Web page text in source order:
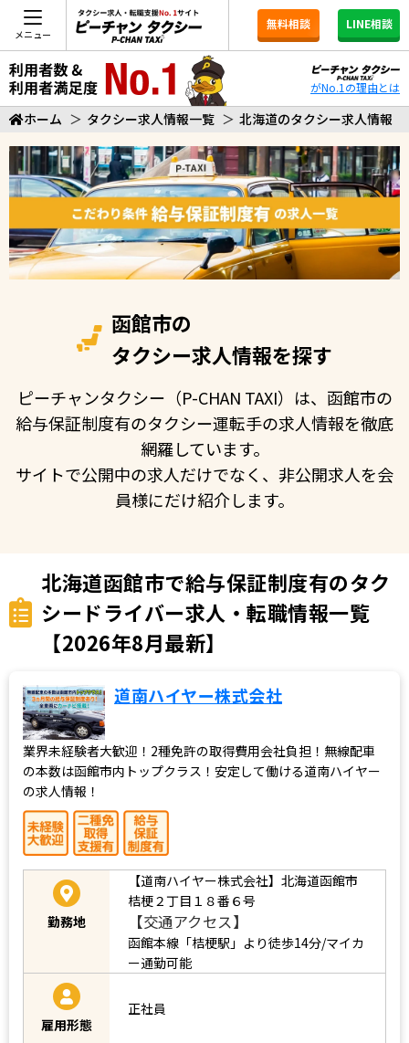
メニュー
無料相談 LINE相談
がNo.1の理由とは
ホーム ＞ タクシー求人情報一覧 ＞ 北海道のタクシー求人情報
函館市の
タクシー求人情報を探す
ピーチャンタクシー（P-CHAN TAXI）は、函館市の
給与保証制度有のタクシー運転手の求人情報を徹底
網羅しています。
サイトで公開中の求人だけでなく、非公開求人を会
員様にだけ紹介します。
北海道函館市で給与保証制度有のタク
シードライバー求人・転職情報一覧
【2026年8月最新】
道南ハイヤー株式会社
業界未経験者大歓迎！2種免許の取得費用会社負担！無線配車
の本数は函館市内トップクラス！安定して働ける道南ハイヤー
の求人情報！
勤務地
【道南ハイヤー株式会社】北海道函館市
桔梗２丁目１８番６号
【交通アクセス】
函館本線「桔梗駅」より徒歩14分/マイカ
ー通勤可能
雇用形態
正社員